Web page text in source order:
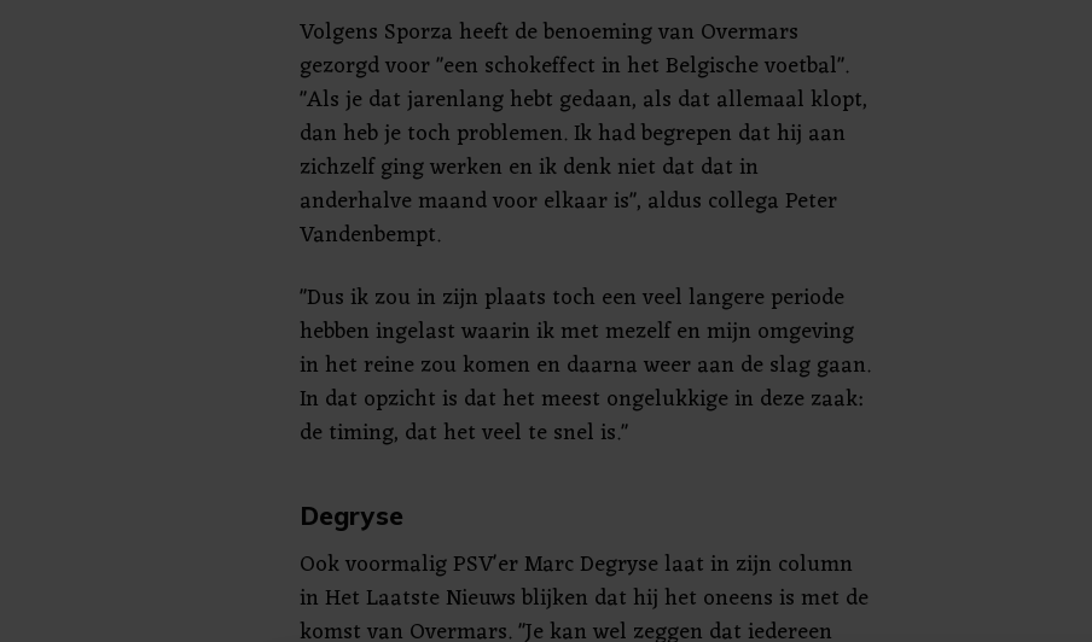
Volgens Sporza heeft de benoeming van Overmars
gezorgd voor "een schokeffect in het Belgische voetbal".
"Als je dat jarenlang hebt gedaan, als dat allemaal klopt,
dan heb je toch problemen. Ik had begrepen dat hij aan
zichzelf ging werken en ik denk niet dat dat in
anderhalve maand voor elkaar is", aldus collega Peter
Vandenbempt.
"Dus ik zou in zijn plaats toch een veel langere periode
hebben ingelast waarin ik met mezelf en mijn omgeving
in het reine zou komen en daarna weer aan de slag gaan.
In dat opzicht is dat het meest ongelukkige in deze zaak:
de timing, dat het veel te snel is."
Degryse
Ook voormalig PSV'er Marc Degryse laat in zijn column
in Het Laatste Nieuws blijken dat hij het oneens is met de
komst van Overmars. "Je kan wel zeggen dat iedereen